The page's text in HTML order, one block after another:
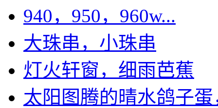
940，950，960w...
大珠串，小珠串
灯火轩窗，细雨芭蕉
太阳图腾的晴水鸽子蛋